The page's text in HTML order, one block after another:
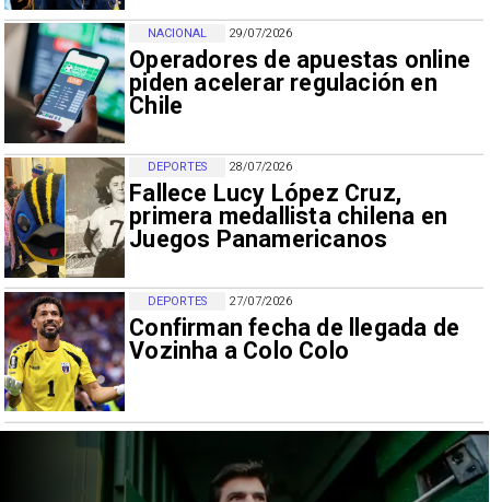
29/07/2026
Operadores de apuestas online
piden acelerar regulación en
Chile
NACIONAL
28/07/2026
Fallece Lucy López Cruz,
primera medallista chilena en
Juegos Panamericanos
DEPORTES
27/07/2026
Confirman fecha de llegada de
Vozinha a Colo Colo
DEPORTES